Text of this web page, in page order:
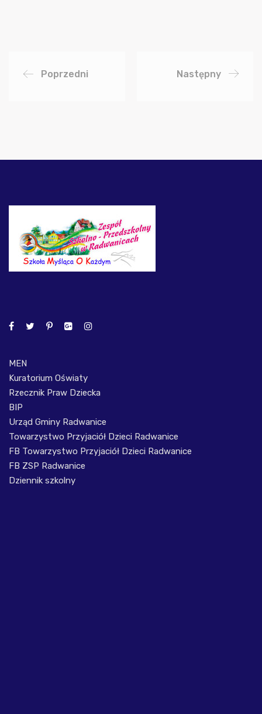
Poprzedni Następny
MEN
Kuratorium Oświaty
Rzecznik Praw Dziecka
BIP
Urząd Gminy Radwanice
Towarzystwo Przyjaciół Dzieci Radwanice
FB Towarzystwo Przyjaciół Dzieci Radwanice
FB ZSP Radwanice
Dziennik szkolny